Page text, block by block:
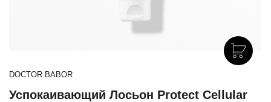
DOCTOR BABOR
Успокаивающий Лосьон Protect Cellular